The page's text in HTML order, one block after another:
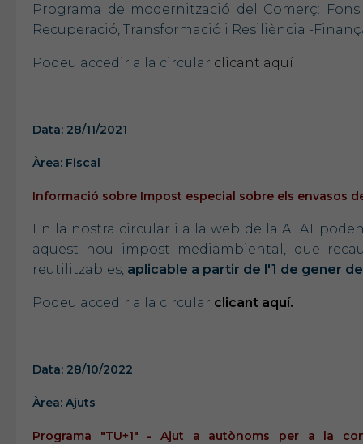
Programa de modernització del Comerç:
Recuperació, Transformació i Resiliència -
Podeu accedir a la circular clicant aquí
Data: 28/11/2021
Àrea: Fiscal
Informació sobre Impost especial sobre els envasos
En la nostra circular i a la web de la AEAT
aquest nou impost mediambiental, que
reutilitzables, aplicable a partir de l'1 de gener
Podeu accedir a la circular clicant aquí.
Data: 28/10/2022
Àrea: Ajuts
Programa "TU+1" - Ajut a autònoms per a la